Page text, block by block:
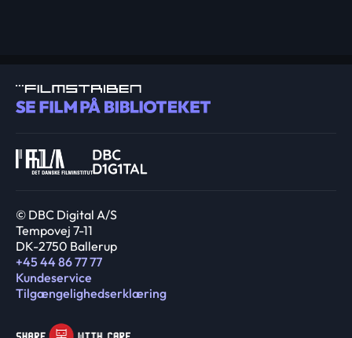
© DBC Digital A/S
Tempovej 7-11
DK-2750 Ballerup
+45 44 86 77 77
Kundeservice
Tilgængelighedserklæring